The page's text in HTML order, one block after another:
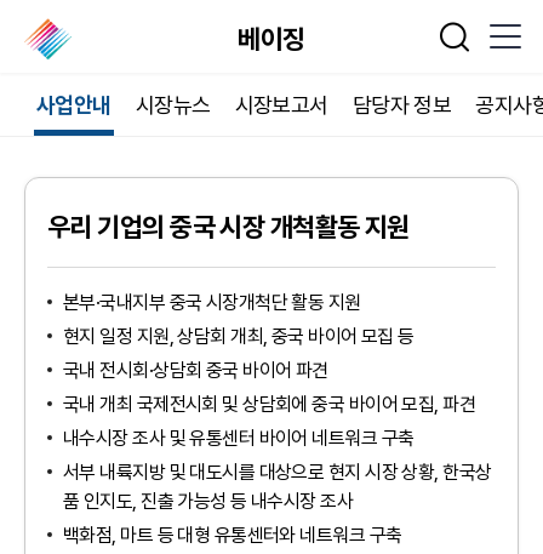
베이징 통합검색
사업안내 시장뉴스 시장보고서 담당자 정보 공지사
우리 기업의 중국 시장 개척활동 지원
본부·국내지부 중국 시장개척단 활동 지원
현지 일정 지원, 상담회 개최, 중국 바이어 모집 등
국내 전시회·상담회 중국 바이어 파견
국내 개최 국제전시회 및 상담회에 중국 바이어 모집, 파견
내수시장 조사 및 유통센터 바이어 네트워크 구축
서부 내륙지방 및 대도시를 대상으로 현지 시장 상황, 한국상
품 인지도, 진출 가능성 등 내수시장 조사
백화점, 마트 등 대형 유통센터와 네트워크 구축